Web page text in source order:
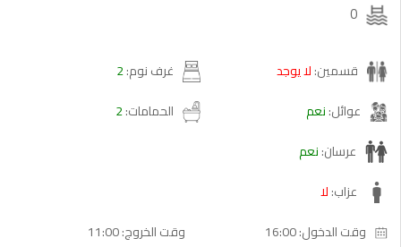
0
قسمين:لا يوجد غرف نوم:2
عوائل:نعم الحمامات:2
عرسان:نعم
عزاب:لا
11:00 :وقت الخروج
16:00 :وقت الدخول